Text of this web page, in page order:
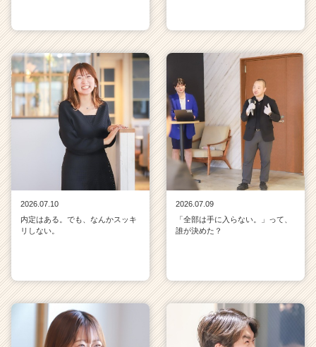
2026.07.10
内定はある。でも、なんかスッキ
リしない。
2026.07.09
「全部は手に入らない。」って、
誰が決めた？